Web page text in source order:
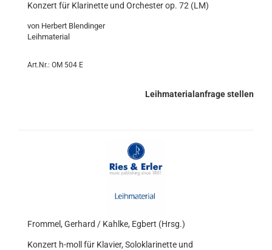
Konzert für Klarinette und Orchester op. 72 (LM)
von Herbert Blendinger
Leihmaterial
Art.Nr.: OM 504 E
Leihmaterialanfrage stellen
Frommel, Gerhard / Kahlke, Egbert (Hrsg.)
Konzert h-moll für Klavier, Soloklarinette und